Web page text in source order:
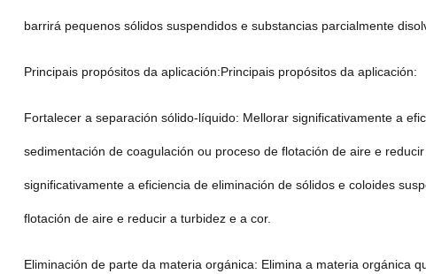
barrirá pequenos sólidos suspendidos e substancias parcialmente
Principais propósitos da aplicación:Principais propósitos da aplicación:
Fortalecer a separación sólido-líquido: Mellorar significativamente a
sedimentación de coagulación ou proceso de flotación de aire e
significativamente a eficiencia de eliminación de sólidos e coloides
flotación de aire e reducir a turbidez e a cor.
Eliminación de parte da materia orgánica: Elimina a materia orgánica